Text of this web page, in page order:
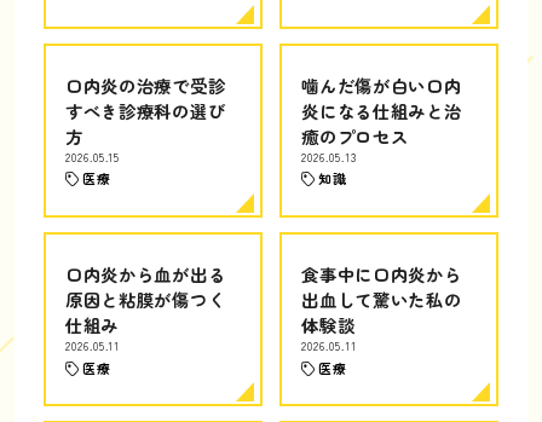
口内炎の治療で受診
すべき診療科の選び
方
2026.05.15
医療
噛んだ傷が白い口内
炎になる仕組みと治
癒のプロセス
2026.05.13
知識
口内炎から血が出る
原因と粘膜が傷つく
仕組み
2026.05.11
医療
食事中に口内炎から
出血して驚いた私の
体験談
2026.05.11
医療